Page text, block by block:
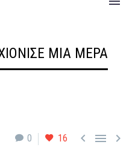
ΜΙΑ ΜΈΡΑ
0 16   